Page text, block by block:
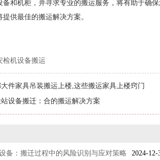
备和机柜，并寻求专业的搬运服务，将有助于确
供最佳的搬运解决方案。
检机设备搬运
件家具吊装搬运上楼,这些搬运家具上楼窍门
设备搬迁：合的搬运解决方案
2024-12-
备：搬迁过程中的风险识别与应对策略